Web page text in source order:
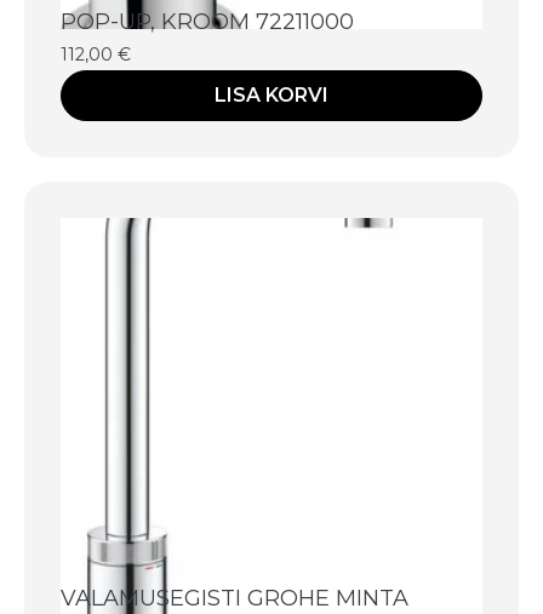
POP-UP, KROOM 72211000
112,00 €
LISA KORVI
VALAMUSEGISTI GROHE MINTA